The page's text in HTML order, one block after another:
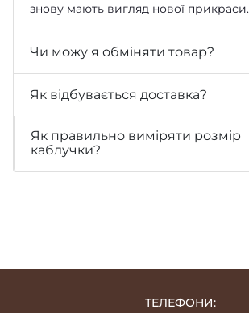
знову мають вигляд нової прикраси.
Чи можу я обміняти товар?
Як відбувається доставка?
Як правильно виміряти розмір
каблучки?
ТЕЛЕФОНИ: